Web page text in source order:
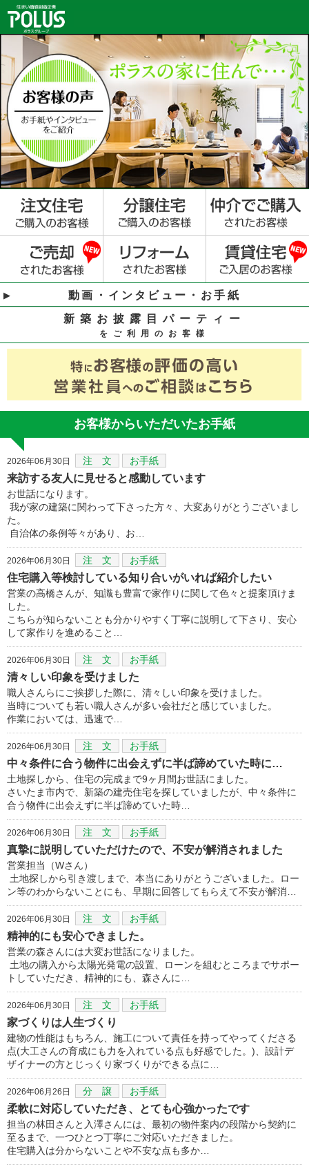
動画・インタビュー・お手紙
新築お披露目パーティー
をご利用のお客様
お客様からいただいたお手紙
2026年06月30日 注 文 お手紙
来訪する友人に見せると感動しています
お世話になります。
我が家の建築に関わって下さった方々、大変ありがとうございまし
た。
自治体の条例等々があり、お…
2026年06月30日 注 文 お手紙
住宅購入等検討している知り合いがいれば紹介したい
営業の高橋さんが、知識も豊富で家作りに関して色々と提案頂けま
した。
こちらが知らないことも分かりやすく丁寧に説明して下さり、安心
して家作りを進めること…
2026年06月30日 注 文 お手紙
清々しい印象を受けました
職人さんらにご挨拶した際に、清々しい印象を受けました。
当時についても若い職人さんが多い会社だと感じていました。
作業においては、迅速で…
2026年06月30日 注 文 お手紙
中々条件に合う物件に出会えずに半ば諦めていた時に…
土地探しから、住宅の完成まで9ヶ月間お世話にました。
さいたま市内で、新築の建売住宅を探していましたが、中々条件に
合う物件に出会えずに半ば諦めていた時…
2026年06月30日 注 文 お手紙
真摯に説明していただけたので、不安が解消されました
営業担当（Wさん）
土地探しから引き渡しまで、本当にありがとうございました。ロー
ン等のわからないことにも、早期に回答してもらえて不安が解消…
2026年06月30日 注 文 お手紙
精神的にも安心できました。
営業の森さんには大変お世話になりました。
土地の購入から太陽光発電の設置、ローンを組むところまでサポー
トしていただき、精神的にも、森さんに…
2026年06月30日 注 文 お手紙
家づくりは人生づくり
建物の性能はもちろん、施工について責任を持ってやってくださる
点(大工さんの育成にも力を入れている点も好感でした。)、設計デ
ザイナーの方とじっくり家づくりができる点に…
2026年06月26日 分 譲 お手紙
柔軟に対応していただき、とても心強かったです
担当の林田さんと入澤さんには、最初の物件案内の段階から契約に
至るまで、一つひとつ丁寧にご対応いただきました。
住宅購入は分からないことや不安な点も多か…